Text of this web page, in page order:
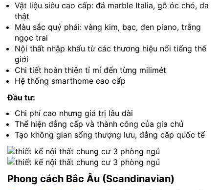
Vật liệu siêu cao cấp: đá marble Italia, gỗ óc chó, da
thật
Màu sắc quý phái: vàng kim, bạc, đen piano, trắng
ngọc trai
Nội thất nhập khẩu từ các thương hiệu nổi tiếng thế
giới
Chi tiết hoàn thiện tỉ mỉ đến từng milimét
Hệ thống smarthome cao cấp
Đầu tư:
Chi phí cao nhưng giá trị lâu dài
Thể hiện đẳng cấp và thành công của gia chủ
Tạo không gian sống thượng lưu, đẳng cấp quốc tế
Phong cách Bắc Âu (Scandinavian)